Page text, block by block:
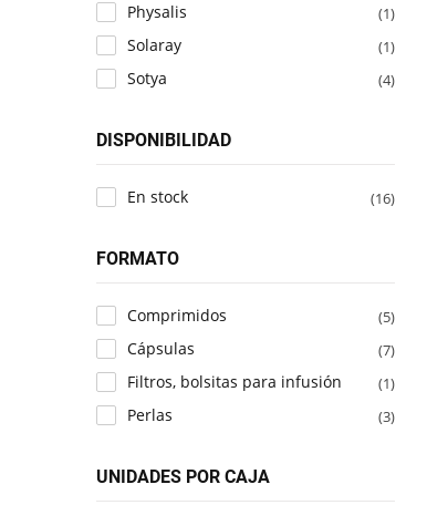
Physalis (1)
Solaray (1)
Sotya (4)
DISPONIBILIDAD
En stock (16)
FORMATO
Comprimidos (5)
Cápsulas (7)
Filtros, bolsitas para infusión (1)
Perlas (3)
UNIDADES POR CAJA